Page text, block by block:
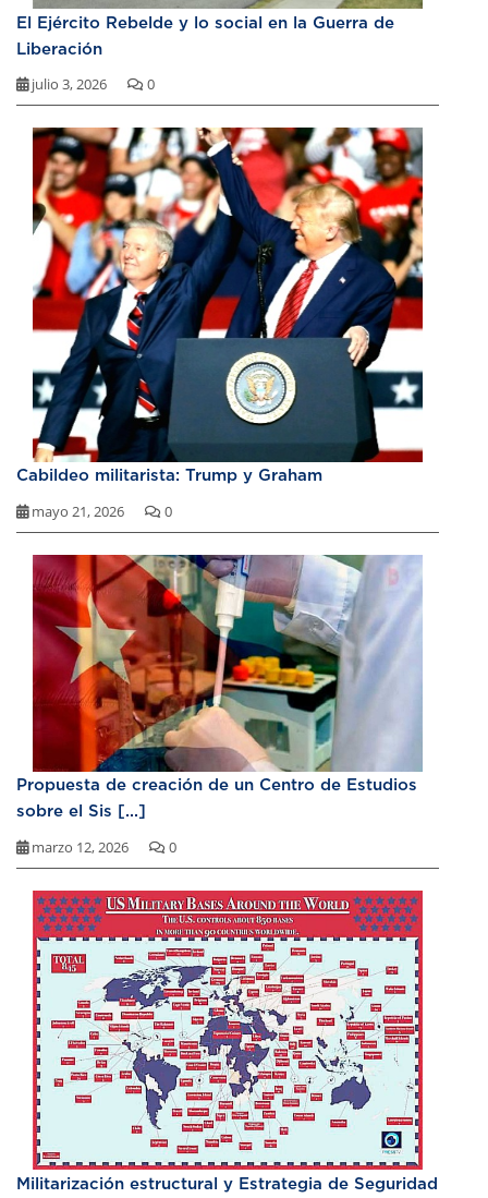
El Ejército Rebelde y lo social en la Guerra de
Liberación
julio 3, 2026 0
Cabildeo militarista: Trump y Graham
mayo 21, 2026 0
Propuesta de creación de un Centro de Estudios
sobre el Sis [...]
marzo 12, 2026 0
Militarización estructural y Estrategia de Seguridad